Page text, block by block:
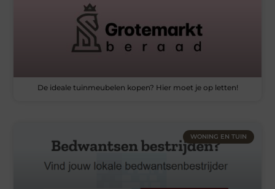
De ideale tuinmeubelen kopen? Hier moet je op letten!
WONING EN TUIN